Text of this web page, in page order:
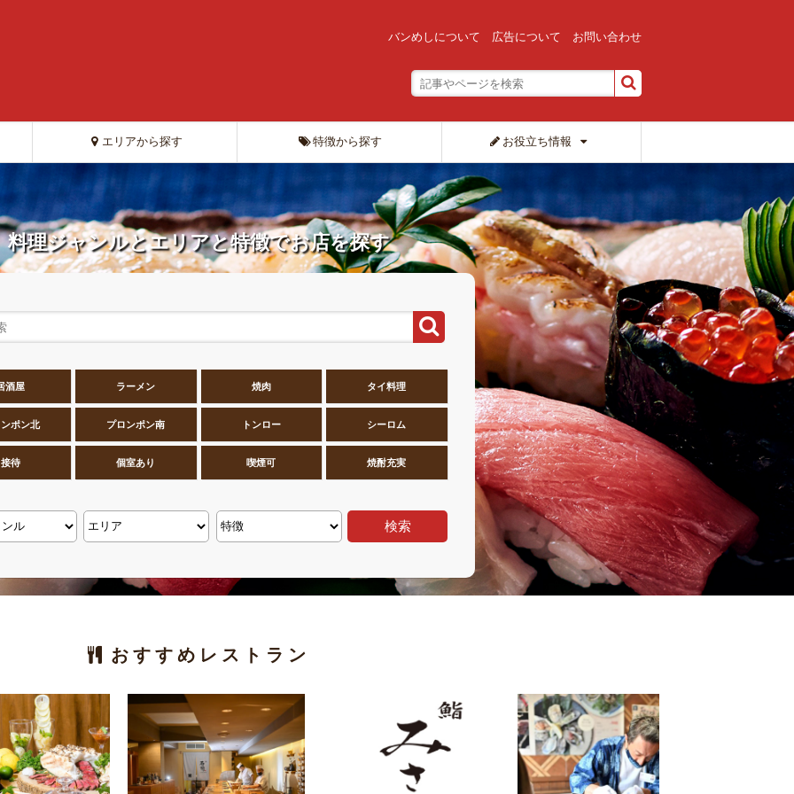
バンめしについて 広告について お問い合わせ
エリアから探す 特徴から探す お役立ち情報
料理ジャンルとエリアと特徴でお店を探す
酒屋 ラーメン 焼肉 タイ料理
ポン北 プロンポン南 トンロー シーロム
接待 個室あり 喫煙可 焼酎充実
検索
おすすめレストラン